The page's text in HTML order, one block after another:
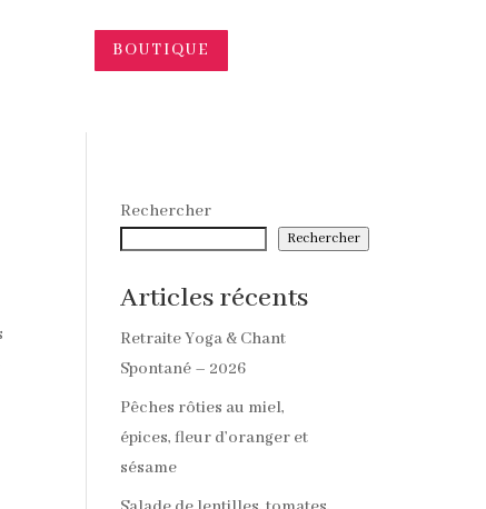
BOUTIQUE
Rechercher
Rechercher
Articles récents
Retraite Yoga & Chant
Spontané – 2026
Pêches rôties au miel,
épices, fleur d’oranger et
sésame